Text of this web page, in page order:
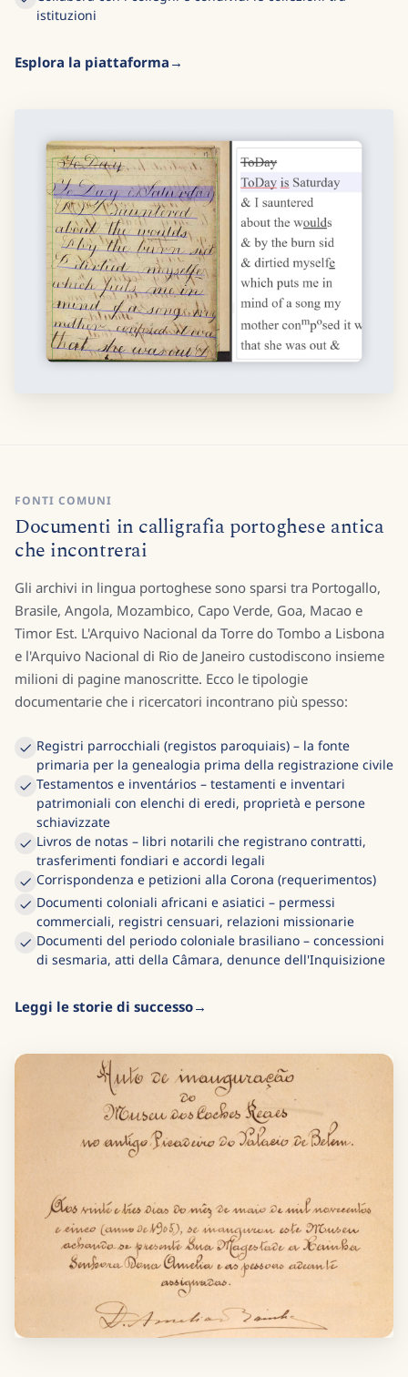
istituzioni
Esplora la piattaforma
FONTI COMUNI
Documenti in calligrafia portoghese antica
che incontrerai
Gli archivi in lingua portoghese sono sparsi tra Portogallo,
Brasile, Angola, Mozambico, Capo Verde, Goa, Macao e
Timor Est. L'Arquivo Nacional da Torre do Tombo a Lisbona
e l'Arquivo Nacional di Rio de Janeiro custodiscono insieme
milioni di pagine manoscritte. Ecco le tipologie
documentarie che i ricercatori incontrano più spesso:
Registri parrocchiali (registos paroquiais) – la fonte
primaria per la genealogia prima della registrazione civile
Testamentos e inventários – testamenti e inventari
patrimoniali con elenchi di eredi, proprietà e persone
schiavizzate
Livros de notas – libri notarili che registrano contratti,
trasferimenti fondiari e accordi legali
Corrispondenza e petizioni alla Corona (requerimentos)
Documenti coloniali africani e asiatici – permessi
commerciali, registri censuari, relazioni missionarie
Documenti del periodo coloniale brasiliano – concessioni
di sesmaria, atti della Câmara, denunce dell'Inquisizione
Leggi le storie di successo